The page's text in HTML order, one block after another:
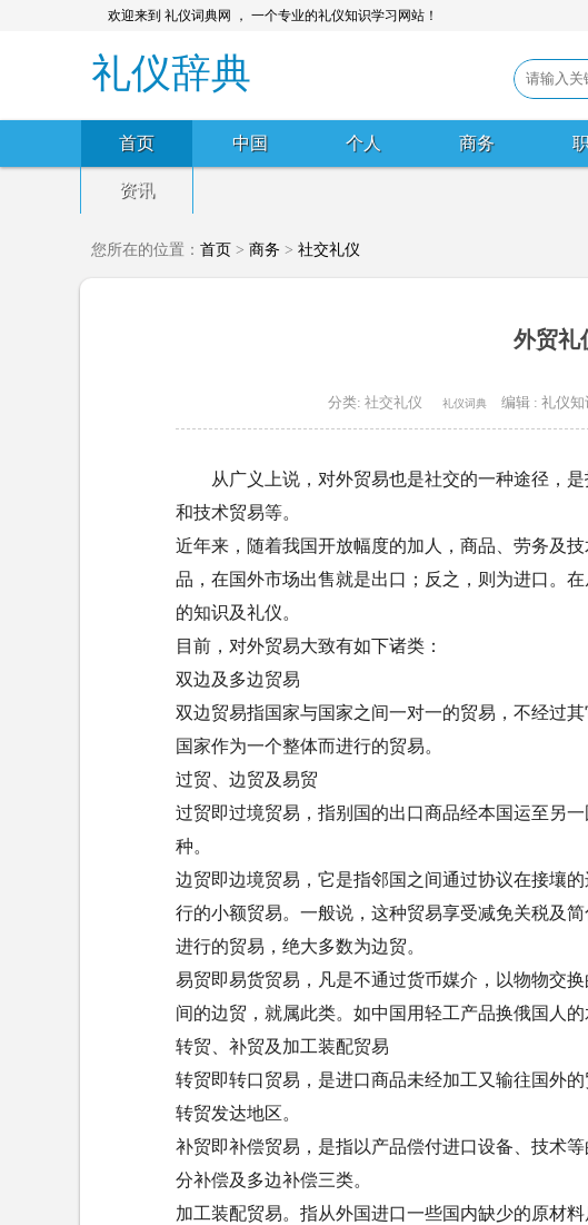
欢迎来到 礼仪词典网 ， 一个专业的礼仪知识学习网站！
礼仪辞典
首页 中国 个人 商务
资讯
您所在的位置： 首页 > 商务 > 社交礼仪
外贸礼
分类: 社交礼仪 礼仪词典 编辑 : 礼仪知
从广义上说，对外贸易也是社交的一种途径，
和技术贸易等。
近年来，随着我国开放幅度的加人，商品、劳务及
品，在国外市场出售就是出口；反之，则为进口。
的知识及礼仪。
目前，对外贸易大致有如下诸类：
双边及多边贸易
双边贸易指国家与国家之间一对一的贸易，不经过
国家作为一个整体而进行的贸易。
过贸、边贸及易贸
过贸即过境贸易，指别国的出口商品经本国运至另
种。
边贸即边境贸易，它是指邻国之间通过协议在接壤
行的小额贸易。一般说，这种贸易享受减免关税及
进行的贸易，绝大多数为边贸。
易贸即易货贸易，凡是不通过货币媒介，以物物交
间的边贸，就属此类。如中国用轻工产品换俄国人的
转贸、补贸及加工装配贸易
转贸即转口贸易，是进口商品未经加工又输往国外
转贸发达地区。
补贸即补偿贸易，是指以产品偿付进口设备、技术
分补偿及多边补偿三类。
加工装配贸易。指从外国进口一些国内缺少的原材